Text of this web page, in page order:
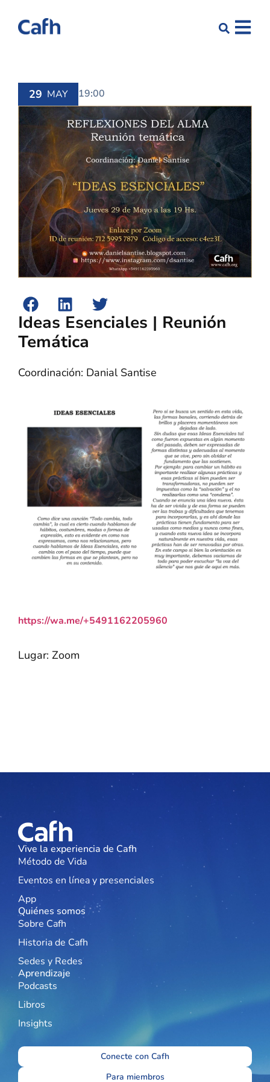
29 MAY 19:00
Ideas Esenciales | Reunión
Temática
Coordinación: Danial Santise
https://wa.me/+5491162205960
Lugar: Zoom
Vive la experiencia de Cafh
Método de Vida
Eventos en línea y presenciales
App
Quiénes somos
Sobre Cafh
Historia de Cafh
Sedes y Redes
Aprendizaje
Podcasts
Libros
Insights
Conecte con Cafh
Para miembros